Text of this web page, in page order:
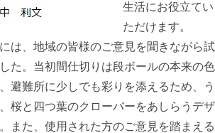
生活にお役立てい
ただけます。
は、地域の皆様のご意見を聞きながら試
た。当初間仕切りは段ボールの本来の色
避難所に少しでも彩りを添えるため、う
桜と四つ葉のクローバーをあしらうデザ
また、使用された方のご意見を踏まえる